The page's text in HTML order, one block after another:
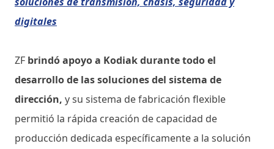
digitales
ZF brindó apoyo a Kodiak durante todo el
desarrollo de las soluciones del sistema de
dirección, y su sistema de fabricación flexible
permitió la rápida creación de capacidad de
producción dedicada específicamente a la solución